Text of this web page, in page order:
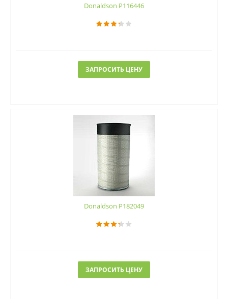
Donaldson P116446
ЗАПРОСИТЬ ЦЕНУ
Donaldson P182049
ЗАПРОСИТЬ ЦЕНУ